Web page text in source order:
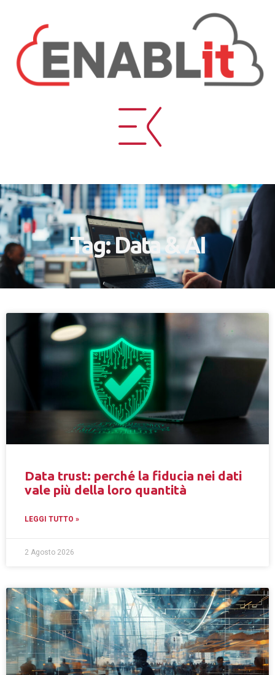
Tag: Data & AI
Data trust: perché la fiducia nei dati
vale più della loro quantità
LEGGI TUTTO »
2 Agosto 2026